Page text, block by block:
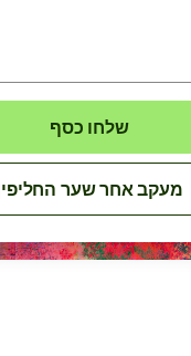
שלחו כסף
מעקב אחר שער החליפין